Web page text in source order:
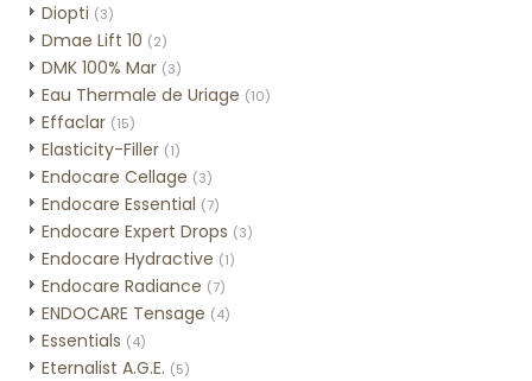
Diopti (3)
Dmae Lift 10 (2)
DMK 100% Mar (3)
Eau Thermale de Uriage (10)
Effaclar (15)
Elasticity-Filler (1)
Endocare Cellage (3)
Endocare Essential (7)
Endocare Expert Drops (3)
Endocare Hydractive (1)
Endocare Radiance (7)
ENDOCARE Tensage (4)
Essentials (4)
Eternalist A.G.E. (5)